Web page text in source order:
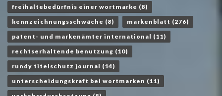
freihaltebedürfnis einer wortmarke (8)
kennzeichnungsschwäche (8) markenblatt (276)
patent- und markenämter international (11)
rechtserhaltende benutzung (10)
rundy titelschutz journal (14)
unterscheidungskraft bei wortmarken (11)